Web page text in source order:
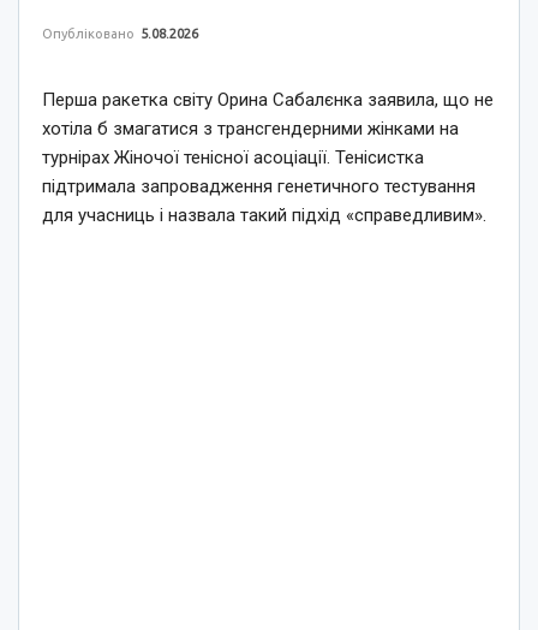
Опубліковано 5.08.2026
Перша ракетка світу Орина Сабалєнка заявила, що не
хотіла б змагатися з трансгендерними жінками на
турнірах Жіночої тенісної асоціації. Тенісистка
підтримала запровадження генетичного тестування
для учасниць і назвала такий підхід «справедливим».